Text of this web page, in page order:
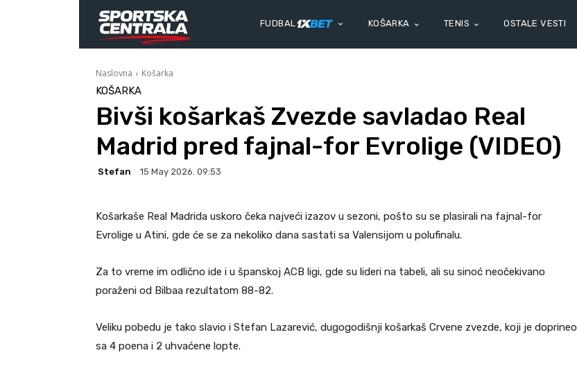
FUDBAL KOŠARKA TENIS OSTALE VESTI
Naslovna Košarka
KOŠARKA
Bivši košarkaš Zvezde savladao Real
Madrid pred fajnal-for Evrolige (VIDEO)
Stefan 15 May 2026. 09:53
Košarkaše Real Madrida uskoro čeka najveći izazov u sezoni, pošto su se plasirali na fajnal-for
Evrolige u Atini, gde će se za nekoliko dana sastati sa Valensijom u polufinalu.
Za to vreme im odlično ide i u španskoj ACB ligi, gde su lideri na tabeli, ali su sinoć neočekivano
poraženi od Bilbaa rezultatom 88-82.
Veliku pobedu je tako slavio i Stefan Lazarević, dugogodišnji košarkaš Crvene zvezde, koji je doprineo
sa 4 poena i 2 uhvaćene lopte.